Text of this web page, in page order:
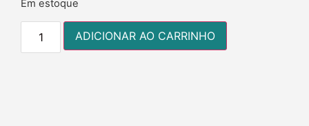
Em estoque
ADICIONAR AO CARRINHO